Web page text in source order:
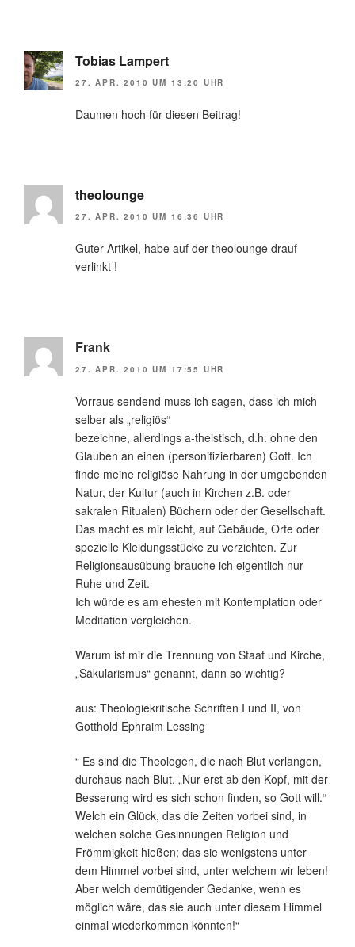
Tobias Lampert
27. APR. 2010 UM 13:20 UHR
Daumen hoch für diesen Beitrag!
theolounge
27. APR. 2010 UM 16:36 UHR
Guter Artikel, habe auf der theolounge drauf
verlinkt !
Frank
27. APR. 2010 UM 17:55 UHR
Vorraus sendend muss ich sagen, dass ich mich
selber als „religiös“
bezeichne, allerdings a-theistisch, d.h. ohne den
Glauben an einen (personifizierbaren) Gott. Ich
finde meine religiöse Nahrung in der umgebenden
Natur, der Kultur (auch in Kirchen z.B. oder
sakralen Ritualen) Büchern oder der Gesellschaft.
Das macht es mir leicht, auf Gebäude, Orte oder
spezielle Kleidungsstücke zu verzichten. Zur
Religionsausübung brauche ich eigentlich nur
Ruhe und Zeit.
Ich würde es am ehesten mit Kontemplation oder
Meditation vergleichen.
Warum ist mir die Trennung von Staat und Kirche,
„Säkularismus“ genannt, dann so wichtig?
aus: Theologiekritische Schriften I und II, von
Gotthold Ephraim Lessing
“ Es sind die Theologen, die nach Blut verlangen,
durchaus nach Blut. „Nur erst ab den Kopf, mit der
Besserung wird es sich schon finden, so Gott will.“
Welch ein Glück, das die Zeiten vorbei sind, in
welchen solche Gesinnungen Religion und
Frömmigkeit hießen; das sie wenigstens unter
dem Himmel vorbei sind, unter welchem wir leben!
Aber welch demütigender Gedanke, wenn es
möglich wäre, das sie auch unter diesem Himmel
einmal wiederkommen könnten!“